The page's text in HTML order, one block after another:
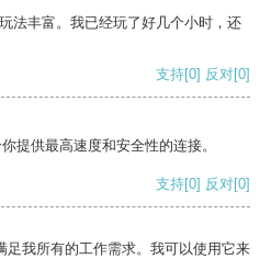
法丰富。我已经玩了好几个小时，还
支持[0] 反对[0]
提供最高速度和安全性的连接。
支持[0] 反对[0]
足我所有的工作需求。我可以使用它来